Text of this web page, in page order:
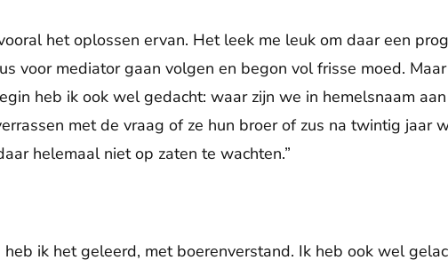
het oplossen ervan. Het leek me leuk om daar een
voor mediator gaan volgen en begon vol frisse moed.
heb ik ook wel gedacht: waar zijn we in hemelsnaam
met de vraag of ze hun broer of zus na twintig jaar
helemaal niet op zaten te wachten.”
ik het geleerd, met boerenverstand. Ik heb ook wel